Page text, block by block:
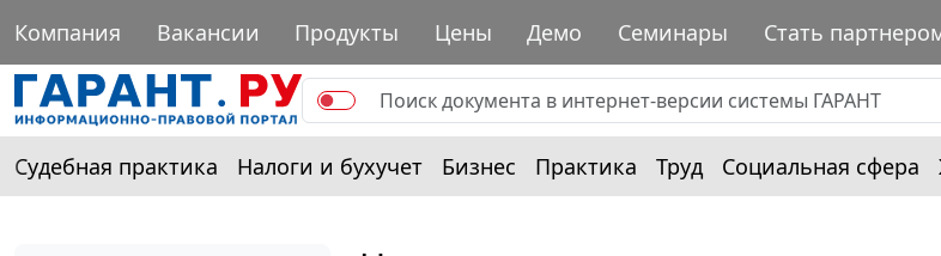
Компания Вакансии Продукты Цены Демо Семинары Стать
Судебная практика Налоги и бухучет Бизнес Практика Труд Социальная сфера